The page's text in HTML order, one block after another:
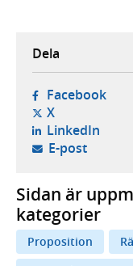
Dela
Facebook-
X- öppnas i
LinkedIn-
E-post-
Sidan är
kategorier
Proposition